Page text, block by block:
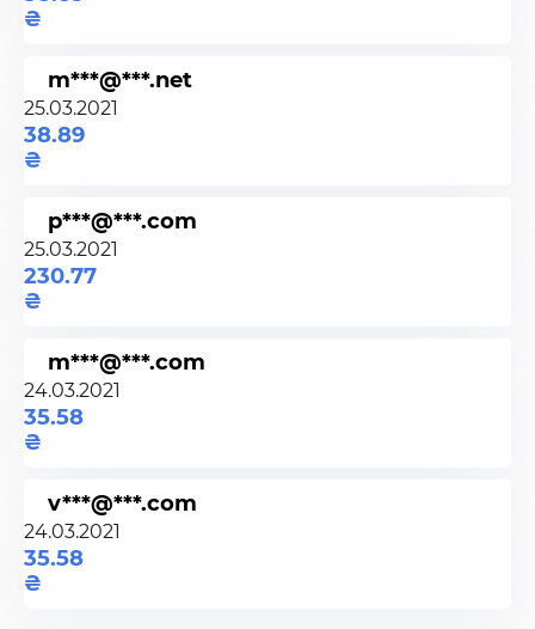
m***@***.net
25.03.2021
38.89
p***@***.com
25.03.2021
230.77
m***@***.com
24.03.2021
35.58
v***@***.com
24.03.2021
35.58